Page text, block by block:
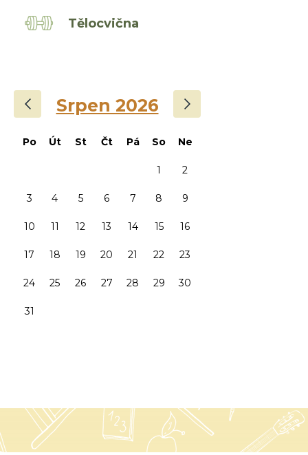
Tělocvična
Srpen 2026 ›
Po Út St Čt Pá So Ne
1 2
3 4 5 6 7 8 9
10 11 12 13 14 15 16
17 18 19 20 21 22 23
24 25 26 27 28 29 30
31